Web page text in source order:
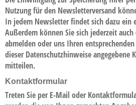
Nutzung für den Newsletterversand
In jedem Newsletter findet sich dazu ein
Außerdem können Sie sich jederzeit
abmelden oder uns Ihren
dieser Datenschutzhinweise angegebene
mitteilen.
Kontaktformular
Treten Sie per E-Mail oder